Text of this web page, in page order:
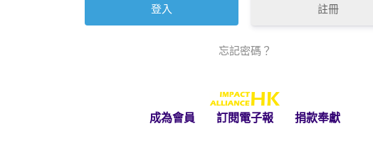
註冊
忘記密碼？
成為會員 訂閱電子報 捐款奉獻